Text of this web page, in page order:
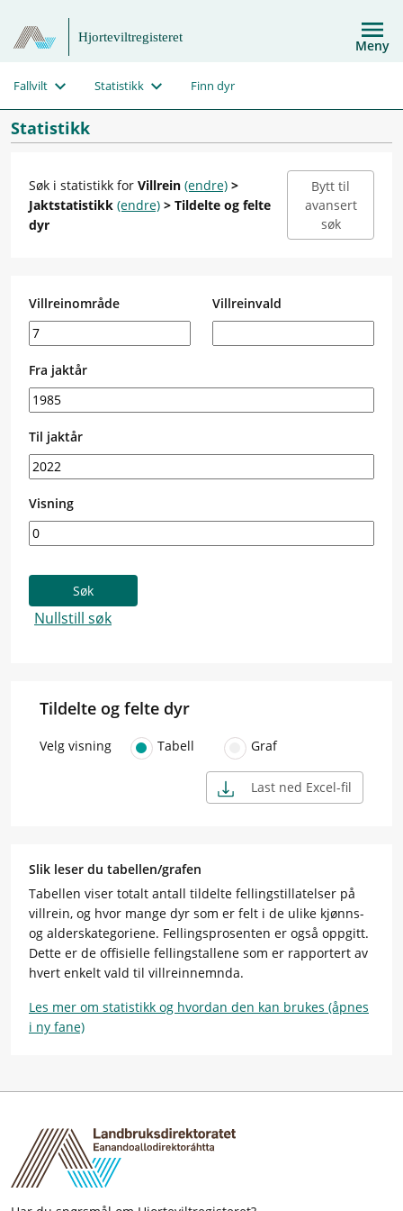
Hjorteviltregisteret Meny
Fallvilt Statistikk Finn dyr
Statistikk
Søk i statistikk for Villrein (endre) >
Jaktstatistikk (endre) > Tildelte og felte
dyr
Bytt til
avansert
søk
Villreinområde Villreinvald
Fra jaktår
Til jaktår
Visning
Tildelte og felte dyr
Velg visning Tabell Graf
Last ned Excel-fil
Slik leser du tabellen/grafen
Tabellen viser totalt antall tildelte fellingstillatelser på
villrein, og hvor mange dyr som er felt i de ulike kjønns-
og alderskategoriene. Fellingsprosenten er også oppgitt.
Dette er de offisielle fellingstallene som er rapportert av
hvert enkelt vald til villreinnemnda.
Les mer om statistikk og hvordan den kan brukes (åpnes
i ny fane)